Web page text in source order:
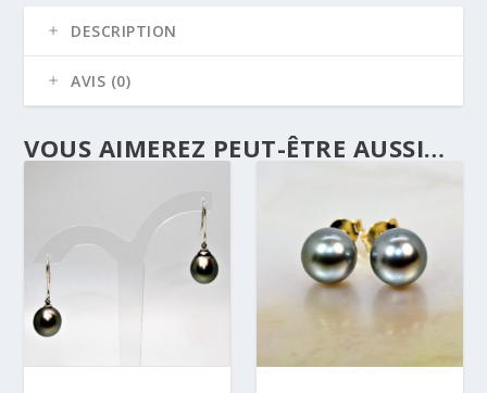
DESCRIPTION
AVIS (0)
VOUS AIMEREZ PEUT-ÊTRE AUSSI…